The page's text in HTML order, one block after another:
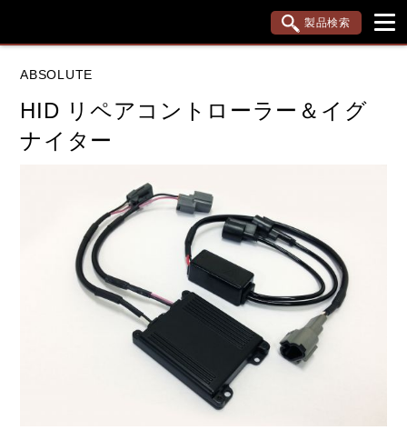
製品検索
閉じる
ABSOLUTE
HID リペアコントローラー＆イグ
ナイター